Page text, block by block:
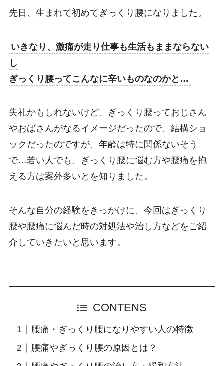
先日、生まれて初めてぎっくり腰になりました。
いきなり、激痛が走り仕事も生活もままならない
し
ぎっくり腰ってこんなに辛いものなのかと…
失礼かもしれないけど、ぎっくり腰っておじさん
やおばさんがなるイメージだったので、結構ショ
ックだったのですが、年齢は特に関係ないそう
で…若い人でも、ぎっくり腰に悩む方や腰痛を抱
える方は案外多いとを知りました。
そんな自分の経験をきっかけに、今回はぎっくり
腰や腰痛に悩んだ時の対処法や治し方などをご紹
介していきたいと思います。
CONTENS
腰痛・ぎっくり腰になりやすい人の特徴
腰痛やぎっくり腰の原因とは？